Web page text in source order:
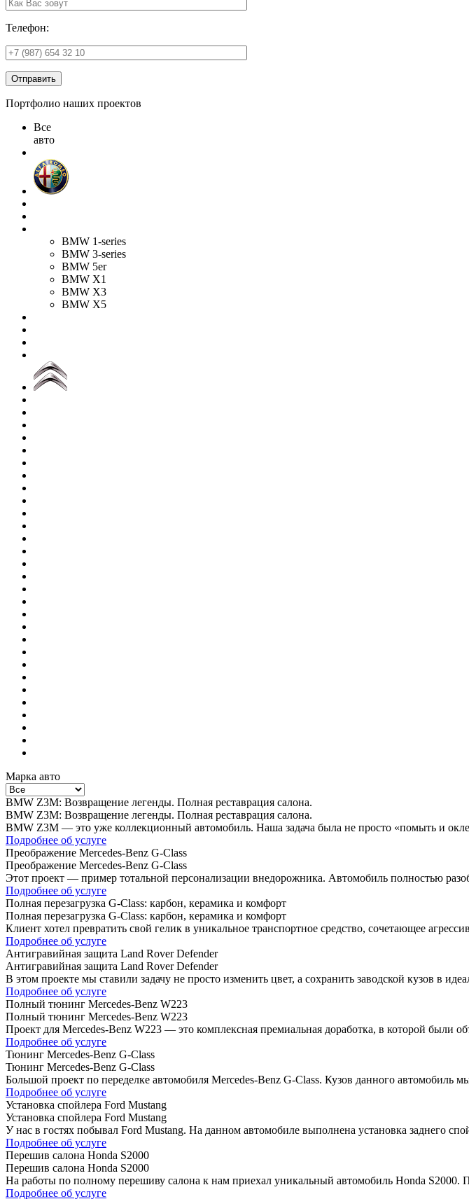
Телефон:
Отправить
Портфолио наших проектов
Все
авто
BMW 1-series
BMW 3-series
BMW 5er
BMW X1
BMW X3
BMW X5
Марка авто
BMW Z3M: Возвращение легенды. Полная реставрация салона.
BMW Z3M: Возвращение легенды. Полная реставрация салона.
BMW Z3M — это уже коллекционный автомобиль. Наша задача была не просто «помыть и
Подробнее об услуге
Преображение Mercedes-Benz G-Class
Преображение Mercedes-Benz G-Class
Этот проект — пример тотальной персонализации внедорожника. Автомобиль полностью
экстерьера. Что сделано: ·…
Подробнее об услуге
Полная перезагрузка G-Class: карбон, керамика и комфорт
Полная перезагрузка G-Class: карбон, керамика и комфорт
Клиент хотел превратить свой гелик в уникальное транспортное средство, сочетающее
затрагивает каждую деталь. Список работ:…
Подробнее об услуге
Антигравийная защита Land Rover Defender
Антигравийная защита Land Rover Defender
В этом проекте мы ставили задачу не просто изменить цвет, а сохранить заводской кузов в
Подробнее об услуге
Полный тюнинг Mercedes-Benz W223
Полный тюнинг Mercedes-Benz W223
Проект для Mercedes-Benz W223 — это комплексная премиальная доработка, в которой были
эксклюзивные элементы отделки. Кузов…
Подробнее об услуге
Тюнинг Mercedes-Benz G-Class
Тюнинг Mercedes-Benz G-Class
Большой проект по переделке автомобиля Mercedes-Benz G-Class. Кузов данного
выхлопные насадки в черный глянцевый цвет….
Подробнее об услуге
Установка спойлера Ford Mustang
Установка спойлера Ford Mustang
У нас в гостях побывал Ford Mustang. На данном автомобиле выполнена установка заднего
Подробнее об услуге
Перешив салона Honda S2000
Перешив салона Honda S2000
На работы по полному перешиву салона к нам приехал уникальный автомобиль Honda
Подробнее об услуге